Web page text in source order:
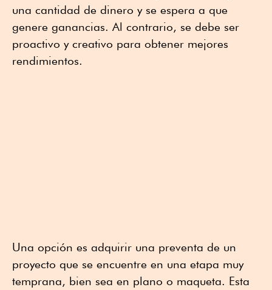
una cantidad de dinero y se espera a que
genere ganancias. Al contrario, se debe ser
proactivo y creativo para obtener mejores
rendimientos.
Una opción es adquirir una preventa de un
proyecto que se encuentre en una etapa muy
temprana, bien sea en plano o maqueta. Esta